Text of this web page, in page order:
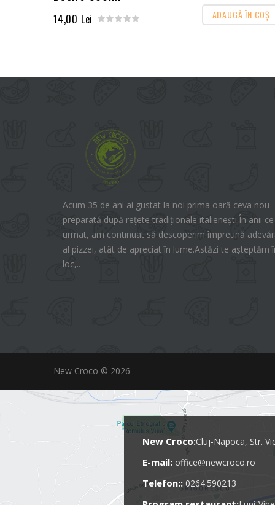
14,00 Lei ADAUGĂ ÎN COŞ
Acum 35 de ani ai gustat la noi prima oară ceva nou
preparată după rețete tradiționale italienești.În anii
urmat, am continuat să descoperim împreună
al pizzei, atât de apreciat în lume.Astăzi te așteptăm
loc,..
New Croco © 2026
New Croco:Cluj-Napoca, Str.
E-mail: office@newcroco.ro
Telefon:: 0264.590213